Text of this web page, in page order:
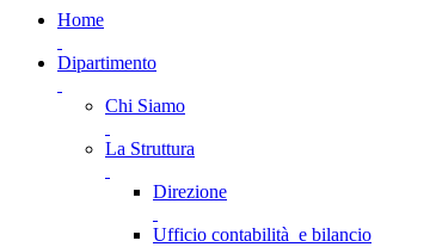
Home
Dipartimento
Chi Siamo
La Struttura
Direzione
Ufficio contabilità e bilancio